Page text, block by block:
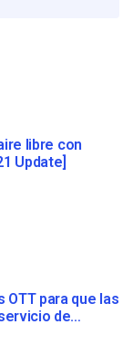
libre con
paso a paso [2021 Update]
OTT para que las
de